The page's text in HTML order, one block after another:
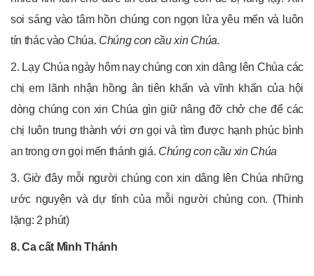
soi sáng vào tâm hồn chúng con ngọn lửa yêu mến và luôn
tín thác vào Chúa. Chúng con cầu xin Chúa.
2. Lạy Chúa ngày hôm nay chúng con xin dâng lên Chúa các
chị em lãnh nhận hồng ân tiên khấn và vĩnh khấn của hội
dòng chúng con xin Chúa gìn giữ nâng đỡ chở che để các
chị luôn trung thành với ơn gọi và tìm được hạnh phúc bình
an trong ơn gọi mến thánh giá. Chúng con cầu xin Chúa
3. Giờ đây mỗi người chúng con xin dâng lên Chúa những
ước nguyện và dự tính của mỗi người chúng con. (Thinh
lặng: 2 phút)
8. Ca cất Mình Thánh